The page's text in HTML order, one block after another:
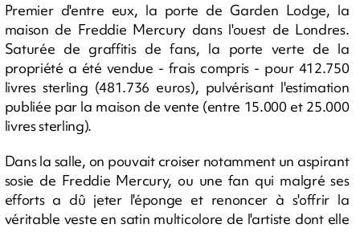
Premier d'entre eux, la porte de Garden Lodge, la
maison de Freddie Mercury dans l'ouest de Londres.
Saturée de graffitis de fans, la porte verte de la
propriété a été vendue - frais compris - pour 412.750
livres sterling (481.736 euros), pulvérisant l'estimation
publiée par la maison de vente (entre 15.000 et 25.000
livres sterling).
Dans la salle, on pouvait croiser notamment un aspirant
sosie de Freddie Mercury, ou une fan qui malgré ses
efforts a dû jeter l'éponge et renoncer à s'offrir la
véritable veste en satin multicolore de l'artiste dont elle